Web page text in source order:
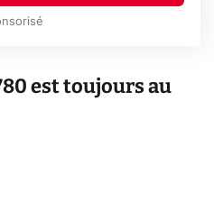
est toujours au